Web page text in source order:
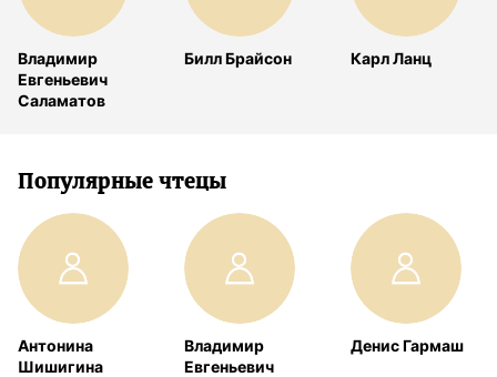
Владимир
Евгеньевич
Саламатов
Билл Брайсон Карл Ланц
Популярные чтецы
Антонина
Шишигина
Владимир
Евгеньевич
Денис Гармаш